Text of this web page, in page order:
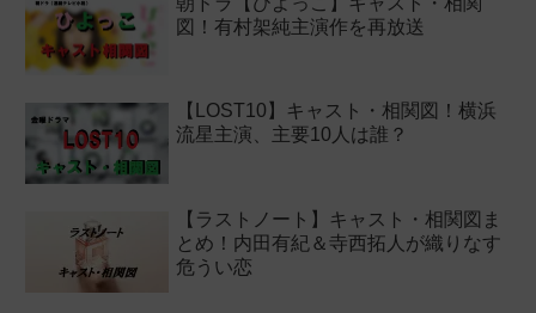
図！有村架純主演作を再放送
【LOST10】キャスト・相関図！横浜
流星主演、主要10人は誰？
【ラストノート】キャスト・相関図ま
とめ！内田有紀＆寺西拓人が織りなす
危うい恋